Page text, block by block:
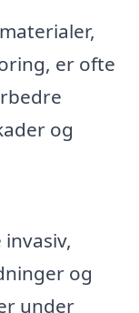
er ofte
og
og
under